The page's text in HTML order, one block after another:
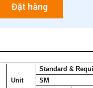
Đặt hàng
Unit
Standard &
SM